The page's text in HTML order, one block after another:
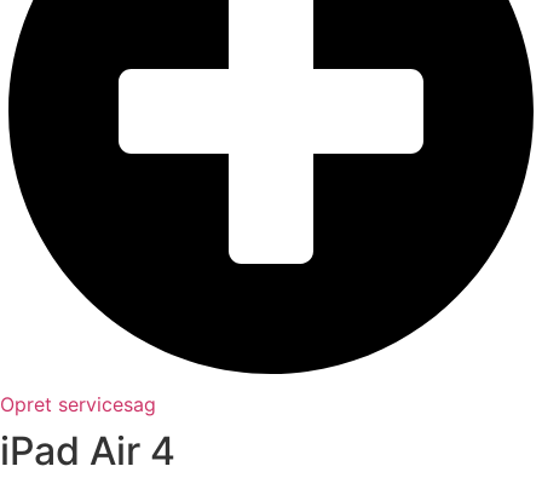
Opret servicesag
iPad Air 4